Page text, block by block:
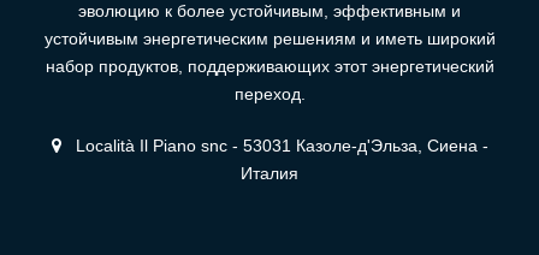
эволюцию к более устойчивым, эффективным и
устойчивым энергетическим решениям и иметь широкий
набор продуктов, поддерживающих этот энергетический
переход.
Località Il Piano snc - 53031 Казоле-д'Эльза, Сиена -
Италия